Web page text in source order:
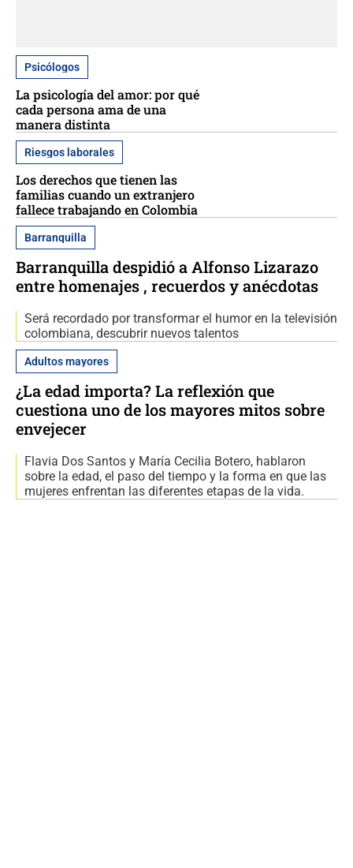
Psicólogos
La psicología del amor: por qué
cada persona ama de una
manera distinta
Riesgos laborales
Los derechos que tienen las
familias cuando un extranjero
fallece trabajando en Colombia
Barranquilla
Barranquilla despidió a Alfonso Lizarazo
entre homenajes , recuerdos y anécdotas
Será recordado por transformar el humor en la televisión
colombiana, descubrir nuevos talentos
Adultos mayores
¿La edad importa? La reflexión que
cuestiona uno de los mayores mitos sobre
envejecer
Flavia Dos Santos y María Cecilia Botero, hablaron
sobre la edad, el paso del tiempo y la forma en que las
mujeres enfrentan las diferentes etapas de la vida.